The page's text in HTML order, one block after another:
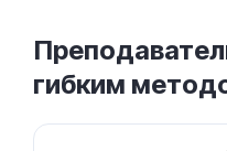
гибким